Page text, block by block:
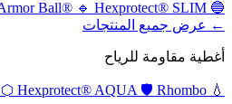
🔵
🔹 Hexprotect® SLIM
← عرض جميع المنتجات
أغطية مقاومة للرياح
💧
⬡ Hexprotect® AQUA 🛡️ Rhombo